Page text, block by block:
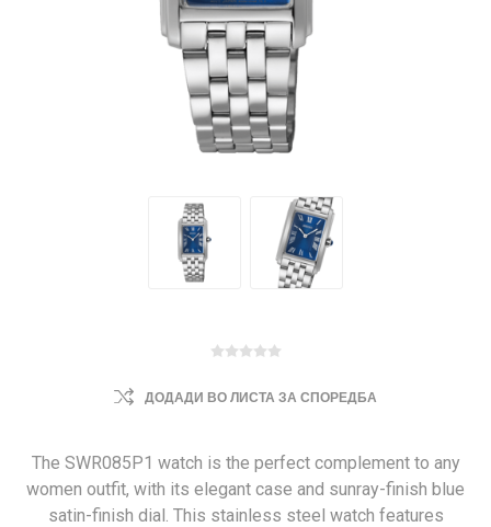
ДОДАДИ ВО ЛИСТА ЗА СПОРЕДБА
The SWR085P1 watch is the perfect complement to any
women outfit, with its elegant case and sunray-finish blue
satin-finish dial. This stainless steel watch features